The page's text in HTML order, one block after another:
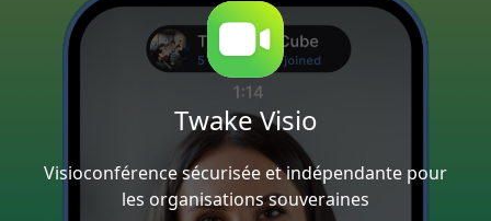
Twake Visio
Visioconférence sécurisée et indépendante pour
les organisations souveraines